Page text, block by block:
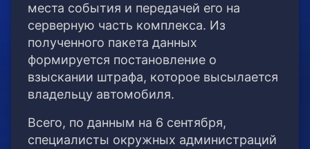
места события и передачей его на
серверную часть комплекса. Из
полученного пакета данных
формируется постановление о
взыскании штрафа, которое высылается
владельцу автомобиля.
Всего, по данным на 6 сентября,
специалисты окружных администраций